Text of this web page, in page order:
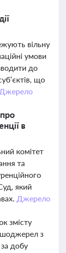
вільну
умови
до
що
Джерело
в
комітет
та
який
Джерело
змісту
з
добу